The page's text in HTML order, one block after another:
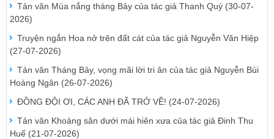
Tản văn Mùa nắng tháng Bảy của tác giả Thanh Quý (30-07-
2026)
Truyện ngắn Hoa nở trên đất cát của tác giả Nguyễn Văn Hiệp
(27-07-2026)
Tản văn Tháng Bảy, vọng mãi lời tri ân của tác giả Nguyễn Bùi
Hoàng Ngân (26-07-2026)
ĐỒNG ĐỘI ƠI, CÁC ANH ĐÃ TRỞ VỀ! (24-07-2026)
Tản văn Khoảng sân dưới mái hiên xưa của tác giả Đinh Thu
Huế (21-07-2026)